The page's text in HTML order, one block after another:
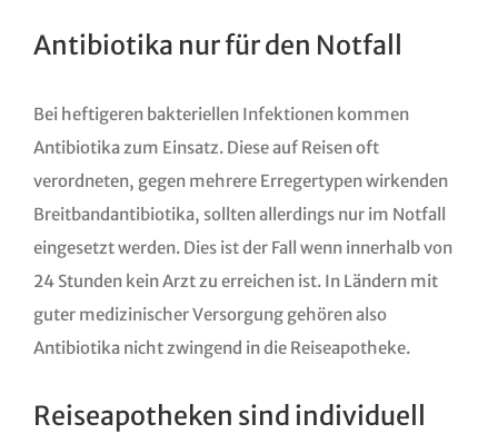
Antibiotika nur für den Notfall
Bei heftigeren bakteriellen Infektionen kommen
Antibiotika zum Einsatz. Diese auf Reisen oft
verordneten, gegen mehrere Erregertypen wirkenden
Breitbandantibiotika, sollten allerdings nur im Notfall
eingesetzt werden. Dies ist der Fall wenn innerhalb von
24 Stunden kein Arzt zu erreichen ist. In Ländern mit
guter medizinischer Versorgung gehören also
Antibiotika nicht zwingend in die Reiseapotheke.
Reiseapotheken sind individuell